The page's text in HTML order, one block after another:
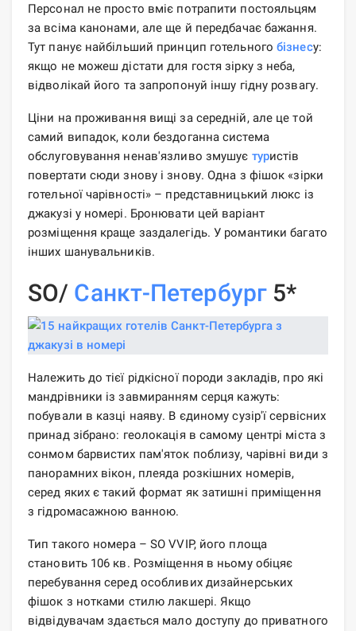
Персонал не просто вміє потрапити постояльцям
за всіма канонами, але ще й передбачає бажання.
Тут панує найбільший принцип готельногобізнесу:
якщо не можеш дістати для гостя зірку з неба,
відволікай його та запропонуй іншу гідну розвагу.
Ціни на проживання вищі за середній, але це той
самий випадок, коли бездоганна система
обслуговування ненав'язливо змушує туристів
повертати сюди знову і знову. Одна з фішок «зірки
готельної чарівності» – представницький люкс із
джакузі у номері. Бронювати цей варіант
розміщення краще заздалегідь. У романтики багато
інших шанувальників.
SO/ Санкт-Петербург5*
Належить до тієї рідкісної породи закладів, про які
мандрівники із завмиранням серця кажуть:
побували в казці наяву. В єдиному сузір'ї сервісних
принад зібрано: геолокація в самому центрі міста з
сонмом барвистих пам'яток поблизу, чарівні види з
панорамних вікон, плеяда розкішних номерів,
серед яких є такий формат як затишні приміщення
з гідромасажною ванною.
Тип такого номера – SO VVIP, його площа
становить 106 кв. Розміщення в ньому обіцяє
перебування серед особливих дизайнерських
фішок з нотками стилю лакшері. Якщо
відвідувачам здається мало доступу до приватного